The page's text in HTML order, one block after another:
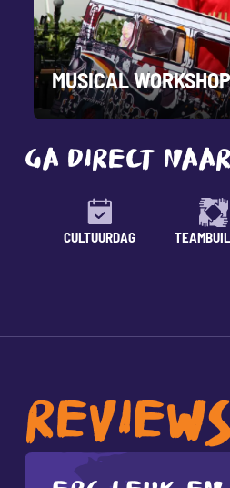
MUSICAL
GA DIRECT
CULTUURDAG